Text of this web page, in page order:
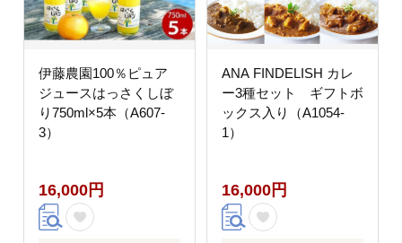
伊藤農園100％ピュア
ジュースはっさくしぼ
り750ml×5本（A607-
3）
16,000円
ANA FINDELISH カレ
ー3種セット ギフトボ
ックス入り（A1054-
1）
16,000円